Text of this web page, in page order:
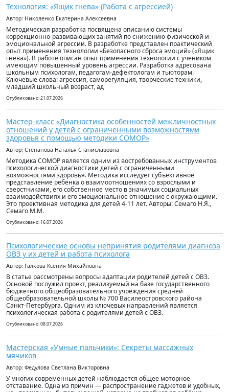
Технология: «Ящик гнева» (Работа с агрессией)
Автор: Николенко Екатерина Алексеевна
Методическая разработка посвящена описанию системы
коррекционно-развивающих занятий по снижению физической и
эмоциональной агрессии. В разработке представлен практический
опыт применения технологии «Безопасного сброса эмоций» («Ящик
гнева»). В работе описан опыт применения технологии с учеником
имеющим повышенный уровень агрессии. Разработка адресована
школьным психологам, педагогам-дефектологам и тьюторам.
Ключевые слова: агрессия, саморегуляция, творческие техники,
младший школьный возраст, ад
Опубликовано: 21.07.2026
Мастер-класс «Диагностика особенностей межличностных
отношений у детей с ограниченными возможностями
здоровья с помощью методики СОМОР»
Автор: Степанова Наталья Станиславовна
Методика СОМОР является одним из востребованных инструментов
психологической диагностики детей с ограниченными
возможностями здоровья. Методика исследует субъективное
представление ребёнка о взаимоотношениях со взрослыми и
сверстниками, его собственное место в значимых социальных
взаимодействиях и его эмоциональное отношение с окружающими.
Это проективная методика для детей 4-11 лет. Авторы: Семаго Н.Я.,
Семаго М.М.
Опубликовано: 16.07.2026
Психологические основы непринятия родителями диагноза
ОВЗ у их детей и работа психолога
Автор: Галкова Ксения Михайловна
В статье рассмотрены вопросы адаптации родителей детей с ОВЗ.
Основой послужил проект, реализуемый на базе государственного
бюджетного общеобразовательного учреждения средней
общеобразовательной школы № 700 Василеостровского района
Санкт-Петербурга. Одним из ключевых направлений является
психологическая работа с родителями детей с ОВЗ.
Опубликовано: 08.07.2026
Мастерская «Умные пальчики»: Секреты массажных
мячиков
Автор: Федулова Светлана Викторовна
У многих современных детей наблюдается общее моторное
отставание. Одна из причин — распространение гаджетов и удобных,